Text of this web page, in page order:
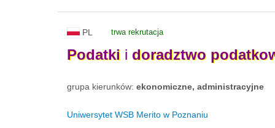
PL trwa rekrutacja
Podatki i doradztwo
grupa kierunków: ekonomiczne, administracyjne
Uniwersytet WSB Merito w Poznaniu